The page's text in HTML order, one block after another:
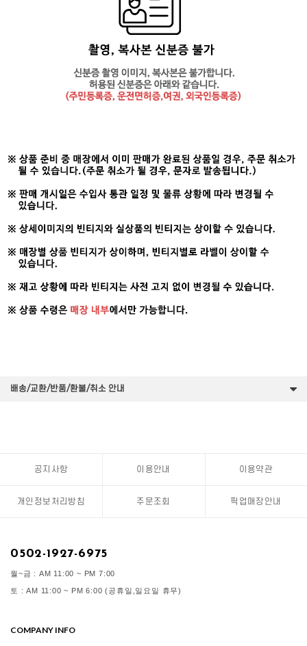
배송/교환/반품/환불/취소 안내
공지사항 이용안내 이용약관
개인정보처리방침 주문조회 픽업매장안내
0502-1927-6975
월~금 : AM 11:00 ~ PM 7:00
토 : AM 11:00 ~ PM 6:00 (공휴일,일요일 휴무)
COMPANY INFO